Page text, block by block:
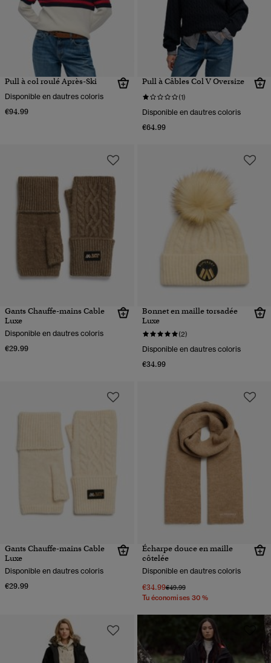
Pull à col roulé Après-Ski
Disponible en dautres coloris
€94.99
Pull à Câbles Col V Oversize
(1)
Disponible en dautres coloris
€64.99
Gants Chauffe-mains Cable
Luxe
Disponible en dautres coloris
€29.99
Bonnet en maille torsadée
Luxe
(2)
Disponible en dautres coloris
€34.99
Gants Chauffe-mains Cable
Luxe
Disponible en dautres coloris
€29.99
Écharpe douce en maille
côtelée
Disponible en dautres coloris
€34.99Prix réduit de
€49.99à
Tu économises 30 %